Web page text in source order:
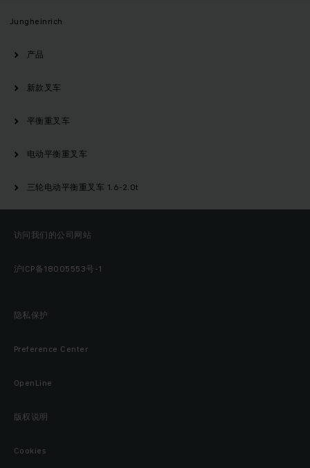
Jungheinrich
产品
新款叉车
平衡重叉车
电动平衡重叉车
三轮电动平衡重叉车 1.6-2.0t
访问我们的公司网站
沪ICP备18005553号-1
隐私保护
Preference Center
OpenLine
版权说明
Cookies